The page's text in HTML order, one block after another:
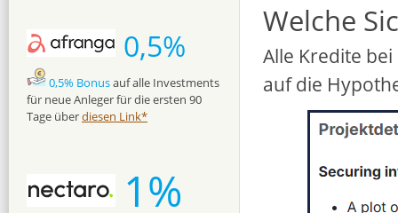
Welche
Alle Kredite
auf die
0,5%
0,5% Bonusauf alle Investments
für neue Anleger für die ersten 90
Tage überdiesen Link*
1%